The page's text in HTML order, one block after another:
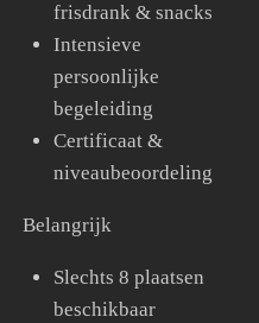
frisdrank & snacks
Intensieve
persoonlijke
begeleiding
Certificaat &
niveaubeoordeling
Belangrijk
Slechts 8 plaatsen
beschikbaar